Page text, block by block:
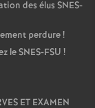
des élus SNES-
perdure!
le SNES-FSU !
ET EXAMEN